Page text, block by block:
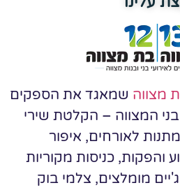
מצווה שמאגד את הספקים
המצווה – הקלטת שירי
לאורחים, איפור
והפקות, כניסות מקוריות
מומלצים, צלמי בוק